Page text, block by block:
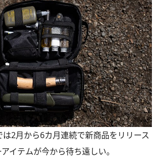
は2月から6カ月連続で新商品をリリース
イテムが今から待ち遠しい。